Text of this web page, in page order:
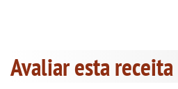
Avaliar esta receita